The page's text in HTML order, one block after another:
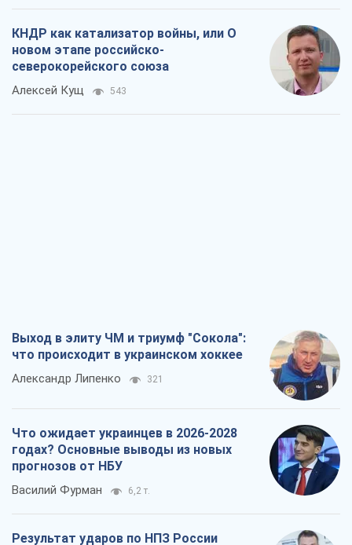
КНДР как катализатор войны, или О
новом этапе российско-
северокорейского союза
Алексей Кущ 543
Выход в элиту ЧМ и триумф "Сокола":
что происходит в украинском хоккее
Александр Липенко 321
Что ожидает украинцев в 2026-2028
годах? Основные выводы из новых
прогнозов от НБУ
Василий Фурман 6,2 т.
Результат ударов по НПЗ России